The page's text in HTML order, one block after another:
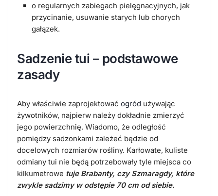
o regularnych zabiegach pielęgnacyjnych, jak
przycinanie, usuwanie starych lub chorych
gałązek.
Sadzenie tui – podstawowe
zasady
Aby właściwie zaprojektować ogród używając
żywotników, najpierw należy dokładnie zmierzyć
jego powierzchnię. Wiadomo, że odległość
pomiędzy sadzonkami zależeć będzie od
docelowych rozmiarów rośliny. Karłowate, kuliste
odmiany tui nie będą potrzebowały tyle miejsca co
kilkumetrowe tuje Brabanty, czy Szmaragdy, które
zwykle sadzimy w odstępie 70 cm od siebie.